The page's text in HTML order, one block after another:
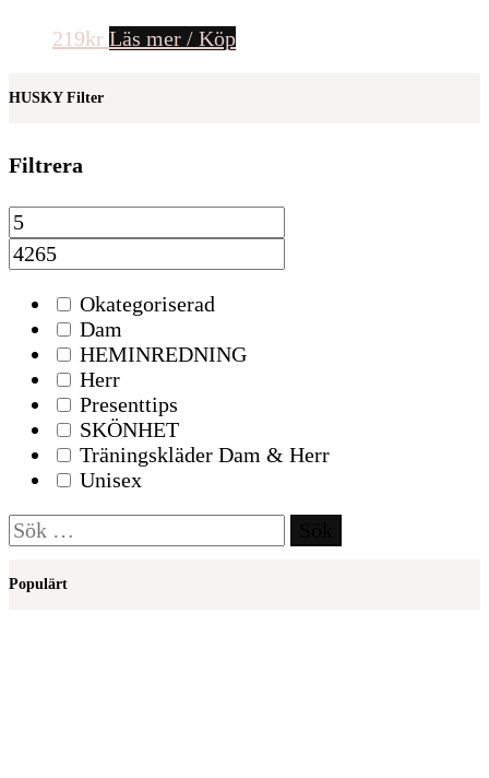
219kr Läs mer / Köp
HUSKY Filter
Filtrera
Okategoriserad
Dam
HEMINREDNING
Herr
Presenttips
SKÖNHET
Träningskläder Dam & Herr
Unisex
Sök
efter:
Populärt